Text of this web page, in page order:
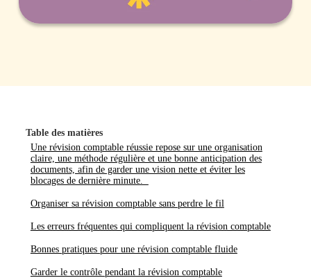
Table des matières
Une révision comptable réussie repose sur une organisation
claire, une méthode régulière et une bonne anticipation des
documents, afin de garder une vision nette et éviter les
blocages de dernière minute.
Organiser sa révision comptable sans perdre le fil
Les erreurs fréquentes qui compliquent la révision comptable
Bonnes pratiques pour une révision comptable fluide
Garder le contrôle pendant la révision comptable